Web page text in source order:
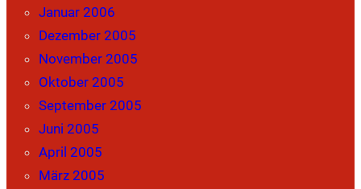
Januar 2006
Dezember 2005
November 2005
Oktober 2005
September 2005
Juni 2005
April 2005
März 2005